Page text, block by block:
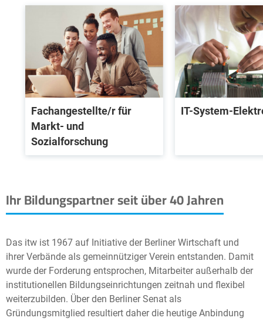
Fachangestellte/r für
Markt- und
Sozialforschung
IT-System-
Ihr Bildungspartner seit über 40 Jahren
Das itw ist 1967 auf Initiative der Berliner Wirtschaft und
ihrer Verbände als gemeinnütziger Verein entstanden. Damit
wurde der Forderung entsprochen, Mitarbeiter außerhalb der
institutionellen Bildungseinrichtungen zeitnah und flexibel
weiterzubilden. Über den Berliner Senat als
Gründungsmitglied resultiert daher die heutige Anbindung